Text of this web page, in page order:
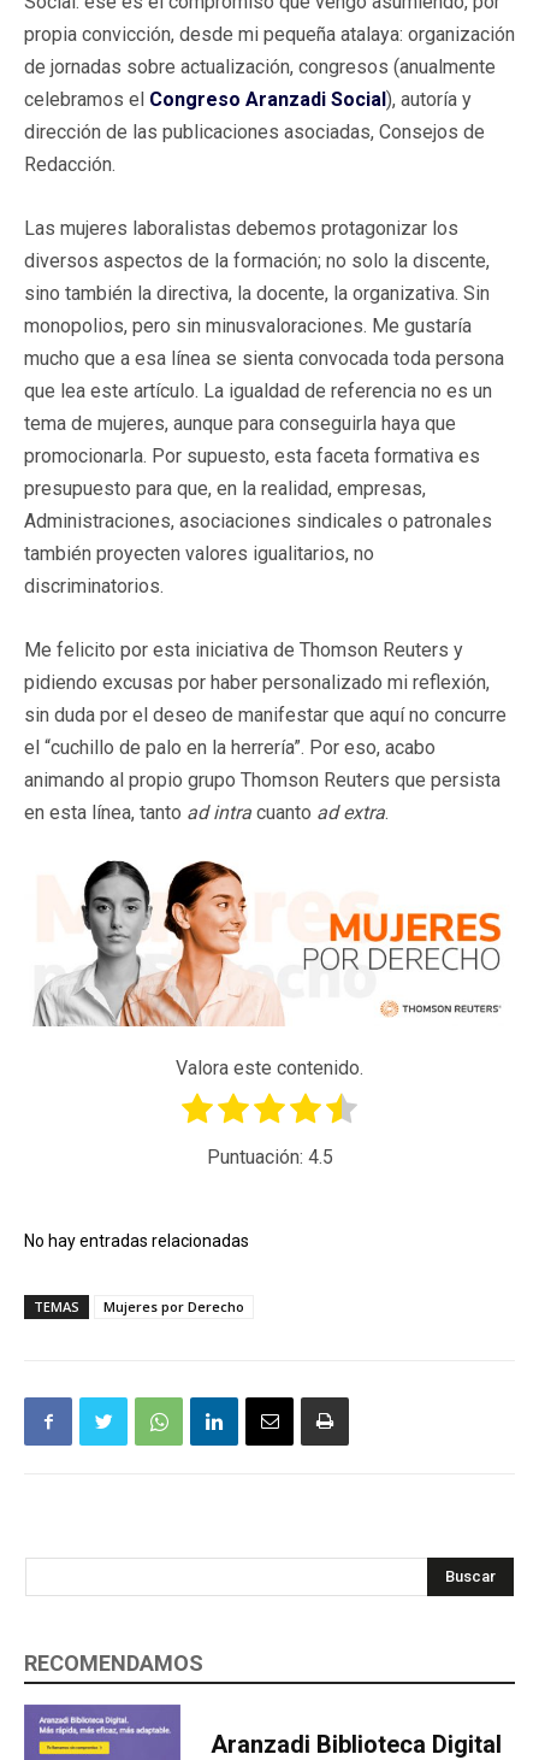
propia convicción, desde mi pequeña atalaya: organización
de jornadas sobre actualización, congresos (anualmente
celebramos el Congreso Aranzadi Social), autoría y
dirección de las publicaciones asociadas, Consejos de
Redacción.
Las mujeres laboralistas debemos protagonizar los
diversos aspectos de la formación; no solo la discente,
sino también la directiva, la docente, la organizativa. Sin
monopolios, pero sin minusvaloraciones. Me gustaría
mucho que a esa línea se sienta convocada toda persona
que lea este artículo. La igualdad de referencia no es un
tema de mujeres, aunque para conseguirla haya que
promocionarla. Por supuesto, esta faceta formativa es
presupuesto para que, en la realidad, empresas,
Administraciones, asociaciones sindicales o patronales
también proyecten valores igualitarios, no
discriminatorios.
Me felicito por esta iniciativa de Thomson Reuters y
pidiendo excusas por haber personalizado mi reflexión,
sin duda por el deseo de manifestar que aquí no concurre
el “cuchillo de palo en la herrería”. Por eso, acabo
animando al propio grupo Thomson Reuters que persista
en esta línea, tanto ad intra cuanto ad extra.
Valora este contenido.
Puntuación: 4.5
No hay entradas relacionadas
TEMAS Mujeres por Derecho
Buscar
RECOMENDAMOS
Aranzadi Biblioteca Digital